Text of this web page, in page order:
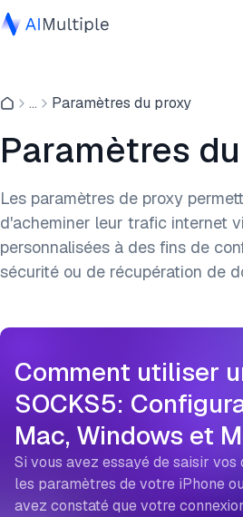
cybersécurité
Logiciel d'entreprise
Contactez-nous
... Paramètres du proxy
Paramètres
Les paramètres de proxy
d'acheminer leur trafic internet
personnalisées à des fins de
sécurité ou de récupération de
Comment utiliser
SOCKS5:
Mac, Windows et
Si vous avez essayé de saisir vos
les paramètres de votre iPhone
avez constaté que votre